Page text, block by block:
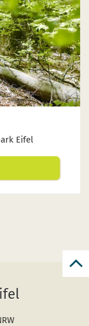
Eifel